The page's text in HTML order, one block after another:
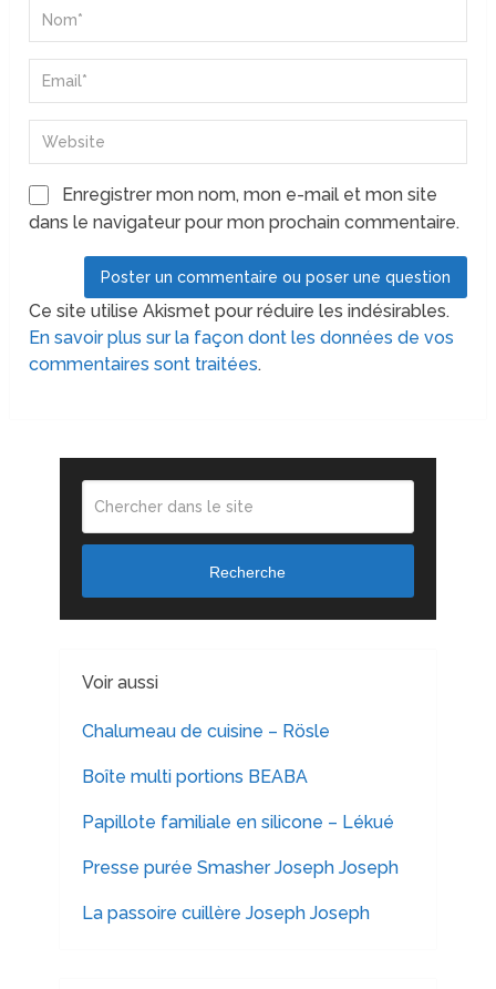
Enregistrer mon nom, mon e-mail et mon site
dans le navigateur pour mon prochain commentaire.
Ce site utilise Akismet pour réduire les indésirables.
En savoir plus sur la façon dont les données de vos
commentaires sont traitées.
Recherche
Voir aussi
Chalumeau de cuisine – Rösle
Boîte multi portions BEABA
Papillote familiale en silicone – Lékué
Presse purée Smasher Joseph Joseph
La passoire cuillère Joseph Joseph